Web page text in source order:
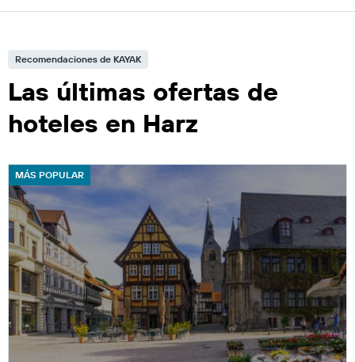
Recomendaciones de KAYAK
Las últimas ofertas de
hoteles en Harz
MÁS POPULAR